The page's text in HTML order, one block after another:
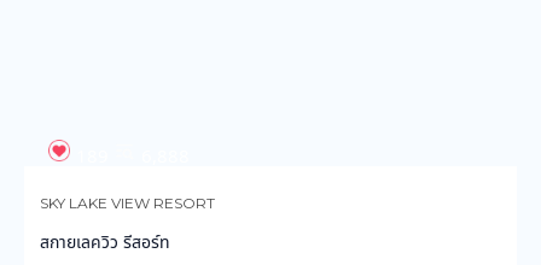
SKY LAKE VIEW RESORT
สกายเลควิว รีสอร์ท